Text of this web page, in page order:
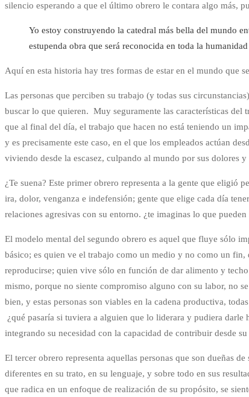
silencio esperando a que el último obrero le contara algo más,
Yo estoy construyendo la catedral más bella del mundo
estupenda obra que será reconocida en toda la
Aquí en esta historia hay tres formas de estar en el mundo que
Las personas que perciben su trabajo (y todas sus
buscar lo que quieren. Muy seguramente las características del
que al final del día, el trabajo que hacen no está teniendo un
y es precisamente este caso, en el que los empleados actúan
viviendo desde la escasez, culpando al mundo por sus dolores
¿Te suena? Este primer obrero representa a la gente que eligió
ira, dolor, venganza e indefensión; gente que elige cada día
relaciones agresivas con su entorno. ¿te imaginas lo que
El modelo mental del segundo obrero es aquel que fluye sólo
básico; es quien ve el trabajo como un medio y no como un
reproducirse; quien vive sólo en función de dar alimento y
mismo, porque no siente compromiso alguno con su labor, no
bien, y estas personas son viables en la cadena productiva,
¿qué pasaría si tuviera a alguien que lo liderara y pudiera darle
integrando su necesidad con la capacidad de contribuir desde
El tercer obrero representa aquellas personas que son dueñas
diferentes en su trato, en su lenguaje, y sobre todo en sus
que radica en un enfoque de realización de su propósito, se